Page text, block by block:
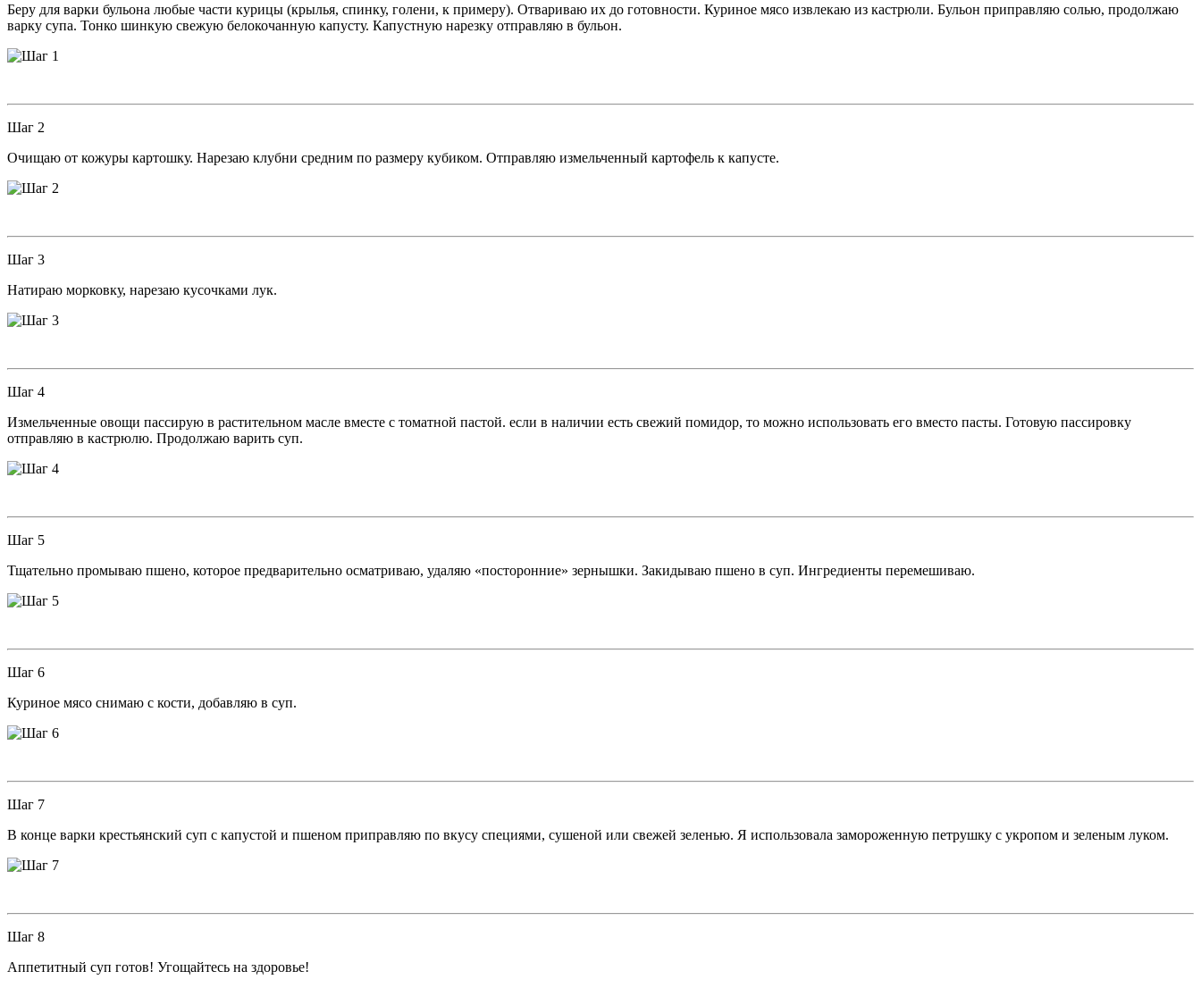
Беру для варки бульона любые части курицы (крылья, спинку, голени, к примеру). Отвариваю их до готовности. Куриное мясо извлекаю из кастрюли. Бульон приправляю солью, продолжаю
варку супа. Тонко шинкую свежую белокочанную капусту. Капустную нарезку отправляю в бульон.
Шаг 2
Очищаю от кожуры картошку. Нарезаю клубни средним по размеру кубиком. Отправляю измельченный картофель к капусте.
Шаг 3
Натираю морковку, нарезаю кусочками лук.
Шаг 4
Измельченные овощи пассирую в растительном масле вместе с томатной пастой. если в наличии есть свежий помидор, то можно использовать его вместо пасты. Готовую пассировку
отправляю в кастрюлю. Продолжаю варить суп.
Шаг 5
Тщательно промываю пшено, которое предварительно осматриваю, удаляю «посторонние» зернышки. Закидываю пшено в суп. Ингредиенты перемешиваю.
Шаг 6
Куриное мясо снимаю с кости, добавляю в суп.
Шаг 7
В конце варки крестьянский суп с капустой и пшеном приправляю по вкусу специями, сушеной или свежей зеленью. Я использовала замороженную петрушку с укропом и зеленым луком.
Шаг 8
Аппетитный суп готов! Угощайтесь на здоровье!